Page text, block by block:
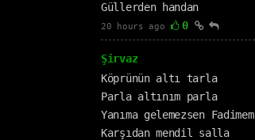
Güllerden handan
20 hours ago 0
Şirvaz
Köprünün altı tarla
Parla altınım parla
Yanıma gelemezsen Fadimem
Karşıdan mendil salla